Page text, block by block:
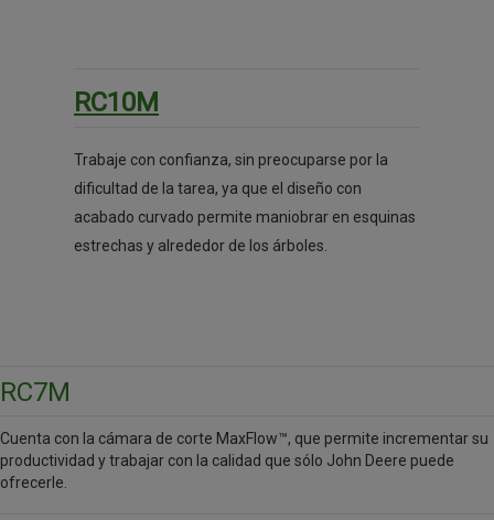
RC10M
Trabaje con confianza, sin preocuparse por la
dificultad de la tarea, ya que el diseño con
acabado curvado permite maniobrar en esquinas
estrechas y alrededor de los árboles.
RC7M
Cuenta con la cámara de corte MaxFlow™, que permite incrementar su
productividad y trabajar con la calidad que sólo John Deere puede
ofrecerle.